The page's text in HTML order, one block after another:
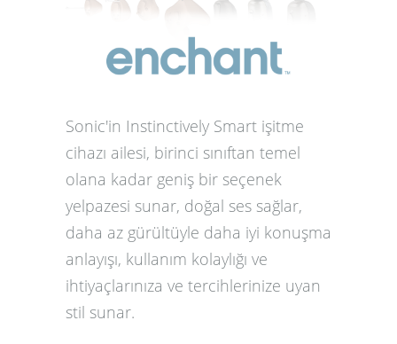
Sonic'in Instinctively Smart işitme
cihazı ailesi, birinci sınıftan temel
olana kadar geniş bir seçenek
yelpazesi sunar, doğal ses sağlar,
daha az gürültüyle daha iyi konuşma
anlayışı, kullanım kolaylığı ve
ihtiyaçlarınıza ve tercihlerinize uyan
stil sunar.